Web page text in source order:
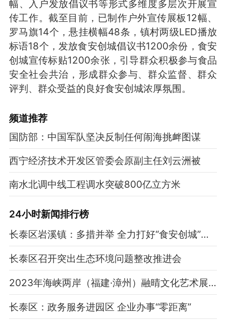
幅、入户发放倡议书等形式多维度多层次开展宣
传工作。截至目前，已制作户外宣传展板12幅、
罗马旗14个，悬挂横幅48条，镇村两级LED播放
标语18个，发放食安创城倡议书1200余份，食安
创城宣传标贴1200余张，引导群众积极参与食品
安全社会共治，形成群众参与、群众监督、群众
评判、群众受益的良好食安创城浓厚氛围。
频道推荐
国防部：中国军队坚决反制任何闹海挑衅图谋
西宁经济技术开发区管委会原副主任刘云洲被
南水北调中线工程调水突破800亿立方米
24小时新闻排行榜
长泰区岩溪镇：多措并举 全力打好“食安创城”攻坚战
长泰区召开突出生态环境问题整改推进会
2023年海峡两岸（福建·漳州）融晴文化艺术展在长泰启动
长泰区：政务服务进园区 企业办事“零距离”